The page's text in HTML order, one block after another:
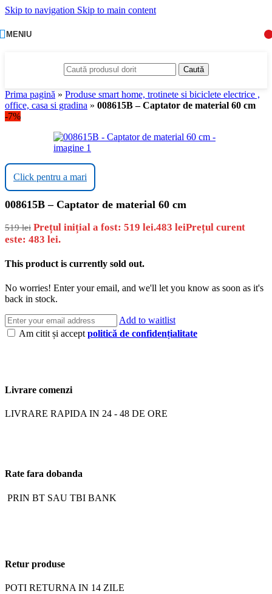
Skip to navigation Skip to main content
MENIU
Caută
Prima pagină » Produse smart home, trotinete si biciclete electrice ,
office, casa si gradina » 008615B – Captator de material 60 cm
-7%
Click pentru a mari
008615B – Captator de material 60 cm
519lei Prețul inițial a fost: 519 lei.483 leiPrețul curent
este: 483 lei.
This product is currently sold out.
No worries! Enter your email, and we'll let you know as soon as it's
back in stock.
Add to waitlist
Am citit și accept politică de confidențialitate
Livrare comenzi
LIVRARE RAPIDA IN 24 - 48 DE ORE
Rate fara dobanda
PRIN BT SAU TBI BANK
Retur produse
POTI RETURNA IN 14 ZILE